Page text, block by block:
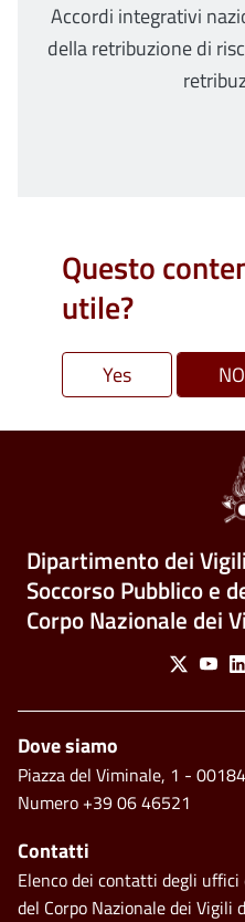
Accordi integrativi
della retribuzione di
Questo
utile?
Dipartimento dei
Soccorso Pubblico e
Corpo Nazionale dei
X
Piè di pagina
Dove siamo
Piazza del Viminale, 1 -
Numero +39 06 46521
Contatti
Elenco dei contatti degli uffici
del Corpo Nazionale dei Vigili